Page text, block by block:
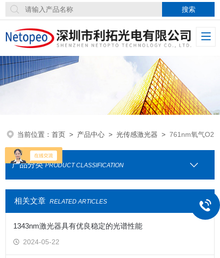
当前位置：首页 > 产品中心 >光传感激光器 >761nm氧气O2
产品分类 PRODUCT CLASSIFICATION
相关文章 RELATED ARTICLES
1343nm激光器具有优良稳定的光谱性能
2024-05-22